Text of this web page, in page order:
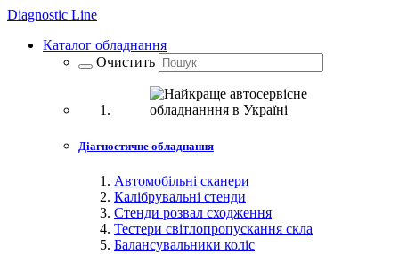
Diagnostic Line
Каталог обладнання
Очистить
Діагностичне обладнання
Автомобільні сканери
Калібрувальні стенди
Стенди розвал сходження
Тестери світлопропускання скла
Балансувальники коліс